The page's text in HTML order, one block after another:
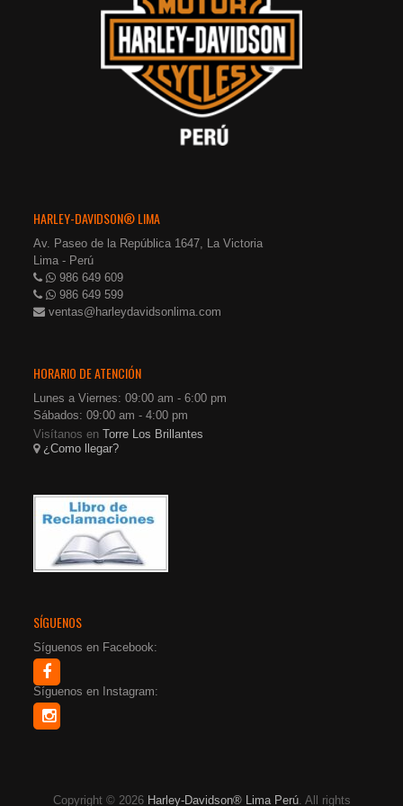
HARLEY-DAVIDSON® LIMA
Av. Paseo de la República 1647, La Victoria
Lima - Perú
986 649 609
986 649 599
ventas@harleydavidsonlima.com
HORARIO DE ATENCIÓN
Lunes a Viernes: 09:00 am - 6:00 pm
Sábados: 09:00 am - 4:00 pm
Visítanos enTorre Los Brillantes
¿Como llegar?
SÍGUENOS
Síguenos en Facebook:
Síguenos en Instagram:
Copyright © 2026 Harley-Davidson® Lima Perú. All rights